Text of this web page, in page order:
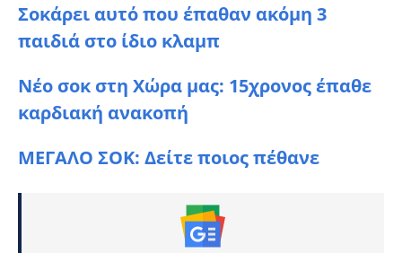
Σοκάρει αυτό που έπαθαν ακόμη 3
παιδιά στο ίδιο κλαμπ
Νέο σοκ στη Χώρα μας: 15χρονος έπαθε
καρδιακή ανακοπή
ΜΕΓΑΛΟ ΣΟK: Δείτε ποιος πέθανε